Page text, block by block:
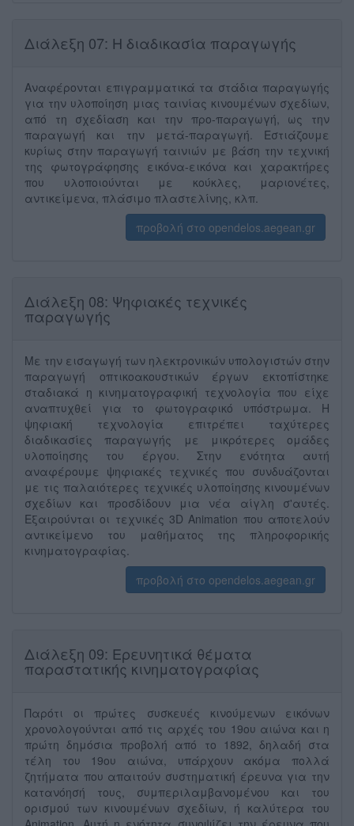
Διάλεξη 07: Η διαδικασία παραγωγής
Αναφέρονται επιγραμματικά τα στάδια παραγωγής
για την υλοποίηση μιας ταινίας κινουμένων σχεδίων,
από τη σχεδίαση και την προ-παραγωγή, ως την
παραγωγή και την μετά-παραγωγή. Εστιάζουμε
κυρίως στην παραγωγή ταινιών με βάση την τεχνική
της φωτογράφησης εικόνα-εικόνα και χαρακτήρες
που υλοποιούνται με κούκλες, μαριονέτες,
αντικείμενα, πλάσιμο πλαστελίνης, κλπ.
προβολή στο opendelos.aegean.gr
Διάλεξη 08: Ψηφιακές τεχνικές
παραγωγής
Με την εισαγωγή των ηλεκτρονικών υπολογιστών στην
παραγωγή οπτικοακουστικών έργων εκτοπίστηκε
σταδιακά η κινηματογραφική τεχνολογία που είχε
αναπτυχθεί για το φωτογραφικό υπόστρωμα. Η
ψηφιακή τεχνολογία επιτρέπει ταχύτερες
διαδικασίες παραγωγής με μικρότερες ομάδες
υλοποίησης του έργου. Στην ενότητα αυτή
αναφέρουμε ψηφιακές τεχνικές που συνδυάζονται
με τις παλαιότερες τεχνικές υλοποίησης κινουμένων
σχεδίων και προσδίδουν μια νέα αίγλη σ'αυτές.
Εξαιρούνται οι τεχνικές 3D Animation που αποτελούν
αντικείμενο του μαθήματος της πληροφορικής
κινηματογραφίας.
προβολή στο opendelos.aegean.gr
Διάλεξη 09: Ερευνητικά θέματα
παραστατικής κινηματογραφίας
Παρότι οι πρώτες συσκευές κινούμενων εικόνων
χρονολογούνται από τις αρχές του 19ου αιώνα και η
πρώτη δημόσια προβολή από το 1892, δηλαδή στα
τέλη του 19ου αιώνα, υπάρχουν ακόμα πολλά
ζητήματα που απαιτούν συστηματική έρευνα για την
κατανόησή τους, συμπεριλαμβανομένου και του
ορισμού των κινουμένων σχεδίων, ή καλύτερα του